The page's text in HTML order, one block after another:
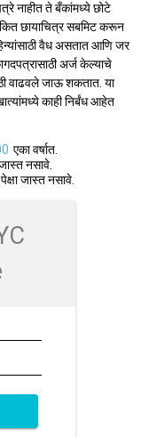
नाहीत ते बँकांमध्ये छोटे
छायाचित्र सबमिट करून
वैध असतात आणि जर
अर्ज केल्याचे
वाढवले जाऊ शकतात. या
काही निर्बंध आहेत
एका वर्षात.
नसावे.
जास्त नसावे.